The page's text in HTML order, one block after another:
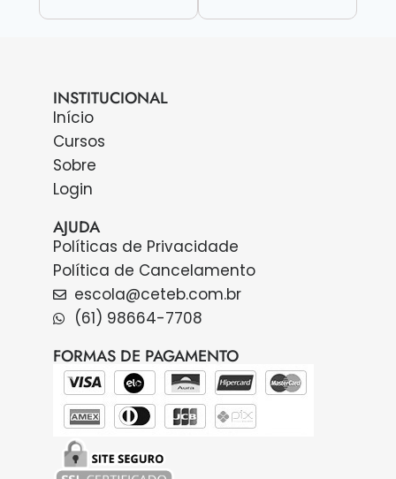
INSTITUCIONAL
Início
Cursos
Sobre
Login
AJUDA
Políticas de Privacidade
Política de Cancelamento
escola@ceteb.com.br
(61) 98664-7708
FORMAS DE PAGAMENTO